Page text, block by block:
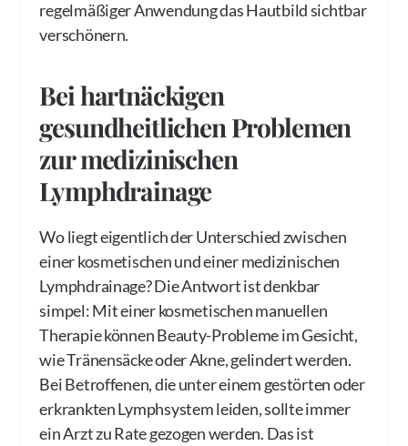
regelmäßiger Anwendung das Hautbild sichtbar
verschönern.
Bei hartnäckigen
gesundheitlichen Problemen
zur medizinischen
Lymphdrainage
Wo liegt eigentlich der Unterschied zwischen
einer kosmetischen und einer medizinischen
Lymphdrainage? Die Antwort ist denkbar
simpel: Mit einer kosmetischen manuellen
Therapie können Beauty-Probleme im Gesicht,
wie Tränensäcke oder Akne, gelindert werden.
Bei Betroffenen, die unter einem gestörten oder
erkrankten Lymphsystem leiden, sollte immer
ein Arzt zu Rate gezogen werden. Das ist